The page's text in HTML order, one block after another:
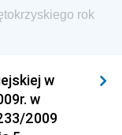
Straży
Polskiego
Policji
rok
w
w
2009